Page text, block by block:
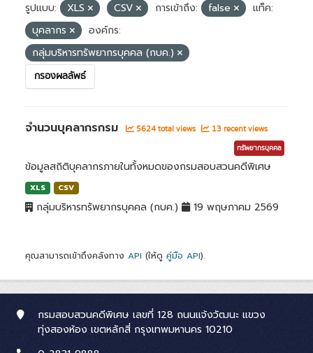
รูปแบบ: XLS CSV การเข้าถึง: false
แท็ค:
บุคลากร
องค์กร:
กลุ่มบริหารทรัพยากรบุคคล (กบค.)
กรองผลลัพธ์
จำนวนบุคลากรกรม 5624 total views 13 recent views
ทรัพยากรบุคคล
ข้อมูลสถิติบุคลากรภายในทั้งหมดของกรมสอบสวนคดีพิเศษ
XLS CSV
กลุ่มบริหารทรัพยากรบุคคล (กบค.) 19 พฤษภาคม 2569
คุณสามารถเข้าถึงคลังทาง API (ให้ดู คู่มือ API).
กรมสอบสวนคดีพิเศษ เลขที่ 128 ถนนแจ้งวัฒนะ แขวง
ทุ่งสองห้อง เขตหลักสี่ กรุงเทพมหานคร 10210